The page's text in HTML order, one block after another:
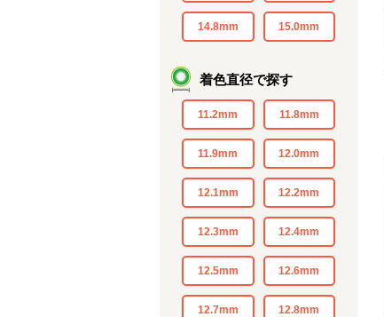
14.8mm 15.0mm
着色直径で探す
11.2mm 11.8mm
11.9mm 12.0mm
12.1mm 12.2mm
12.3mm 12.4mm
12.5mm 12.6mm
12.7mm 12.8mm